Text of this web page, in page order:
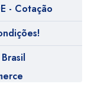
- Cotação